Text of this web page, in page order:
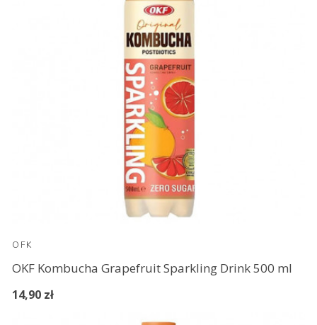
OFK
OKF Kombucha Grapefruit Sparkling Drink 500 ml
14,90 zł